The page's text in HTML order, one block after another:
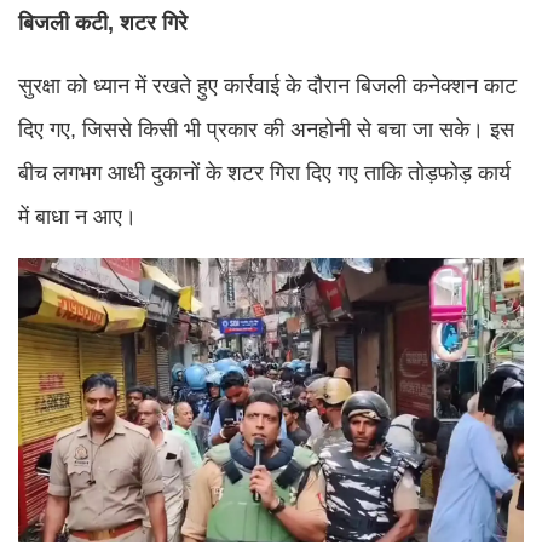
बिजली कटी, शटर गिरे
सुरक्षा को ध्यान में रखते हुए कार्रवाई के दौरान बिजली कनेक्शन काट
दिए गए, जिससे किसी भी प्रकार की अनहोनी से बचा जा सके। इस
बीच लगभग आधी दुकानों के शटर गिरा दिए गए ताकि तोड़फोड़ कार्य
में बाधा न आए।